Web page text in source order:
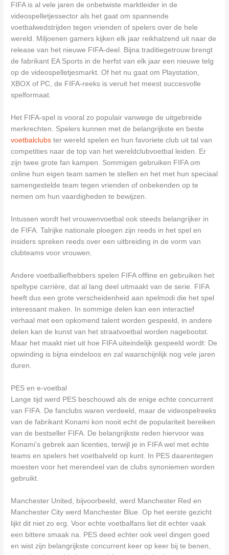
FIFA is al vele jaren de onbetwiste marktleider in de
videospelletjessector als het gaat om spannende
voetbalwedstrijden tegen vrienden of spelers over de hele
wereld. Miljoenen gamers kijken elk jaar reikhalzend uit naar de
release van het nieuwe FIFA-deel. Bijna traditiegetrouw brengt
de fabrikant EA Sports in de herfst van elk jaar een nieuwe telg
op de videospelletjesmarkt. Of het nu gaat om Playstation,
XBOX of PC, de FIFA-reeks is veruit het meest succesvolle
spelformaat.
Het FIFA-spel is vooral zo populair vanwege de uitgebreide
merkrechten. Spelers kunnen met de belangrijkste en beste
voetbalclubs ter wereld spelen en hun favoriete club uit tal van
competities naar de top van het wereldclubvoetbal leiden. Er
zijn twee grote fan kampen. Sommigen gebruiken FIFA om
online hun eigen team samen te stellen en het met hun speciaal
samengestelde team tegen vrienden of onbekenden op te
nemen om hun vaardigheden te bewijzen.
Intussen wordt het vrouwenvoetbal ook steeds belangrijker in
de FIFA. Talrijke nationale ploegen zijn reeds in het spel en
insiders spreken reeds over een uitbreiding in de vorm van
clubteams voor vrouwen.
Andere voetballiefhebbers spelen FIFA offline en gebruiken het
speltype carrière, dat al lang deel uitmaakt van de serie. FIFA
heeft dus een grote verscheidenheid aan spelmodi die het spel
interessant maken. In sommige delen kan een interactief
verhaal met een opkomend talent worden gespeeld, in andere
delen kan de kunst van het straatvoetbal worden nagebootst.
Maar het maakt niet uit hoe FIFA uiteindelijk gespeeld wordt: De
opwinding is bijna eindeloos en zal waarschijnlijk nog vele jaren
duren.
PES en e-voetbal
Lange tijd werd PES beschouwd als de enige echte concurrent
van FIFA. De fanclubs waren verdeeld, maar de videospelreeks
van de fabrikant Konami kon nooit echt de populariteit bereiken
van de bestseller FIFA. De belangrijkste reden hiervoor was
Konami’s gebrek aan licenties, terwijl je in FIFA wel met echte
teams en spelers het voetbalveld op kunt. In PES daarentegen
moesten voor het merendeel van de clubs synoniemen worden
gebruikt.
Manchester United, bijvoorbeeld, werd Manchester Red en
Manchester City werd Manchester Blue. Op het eerste gezicht
lijkt dit niet zo erg. Voor echte voetbalfans liet dit echter vaak
een bittere smaak na. PES deed echter ook veel dingen goed
en wist zijn belangrijkste concurrent keer op keer bij te benen,